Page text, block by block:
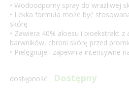
• Wodoodporny spray do wrażliwej
• Lekka formuła może być
skórę
• Zawiera 40% aloesu i bioekstrakt z
barwników, chroni skórę przed
• Pielęgnuje i zapewnia intensywne
dostępność: Dostępny